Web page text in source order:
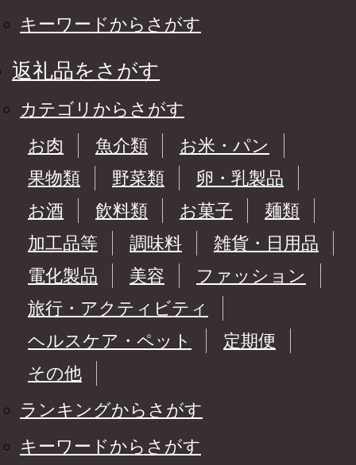
キーワードからさがす
返礼品をさがす
カテゴリからさがす
お肉
魚介類
お米・パン
果物類
野菜類
卵・乳製品
お酒
飲料類 お菓子
麺類
加工品等
調味料
雑貨・日用品
電化製品
美容
ファッション
旅行・アクティビティ
ヘルスケア・ペット
定期便
その他
ランキングからさがす
キーワードからさがす